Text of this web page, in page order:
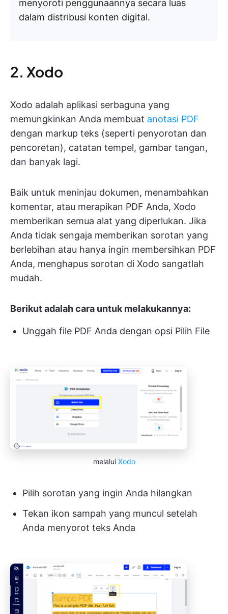
menyoroti penggunaannya secara luas
dalam distribusi konten digital.
2. Xodo
Xodo adalah aplikasi serbaguna yang
memungkinkan Anda membuat anotasi PDF
dengan markup teks (seperti penyorotan dan
pencoretan), catatan tempel, gambar tangan,
dan banyak lagi.
Baik untuk meninjau dokumen, menambahkan
komentar, atau merapikan PDF Anda, Xodo
memberikan semua alat yang diperlukan. Jika
Anda tidak sengaja memberikan sorotan yang
berlebihan atau hanya ingin membersihkan PDF
Anda, menghapus sorotan di Xodo sangatlah
mudah.
Berikut adalah cara untuk melakukannya:
Unggah file PDF Anda dengan opsi Pilih File
melalui Xodo
Pilih sorotan yang ingin Anda hilangkan
Tekan ikon sampah yang muncul setelah
Anda menyorot teks Anda